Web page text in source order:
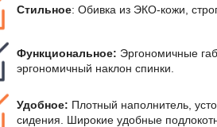
Стильное: Обивка из ЭКО-кожи,
Функциональное: Эргономичные
эргономичный наклон спинки.
Удобное: Плотный наполнитель,
сидения. Широкие удобные